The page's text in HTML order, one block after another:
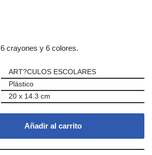
crayones y 6 colores.
ART?CULOS ESCOLARES
Plástico
20 x 14.3 cm
Añadir al carrito